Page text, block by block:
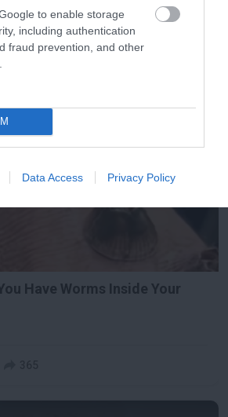
to enable storage
including authentication
fraud prevention, and other
Data Access Privacy Policy
185
Have Worms Inside Your